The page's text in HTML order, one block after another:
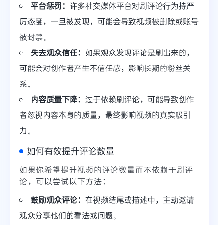
平台惩罚： 许多社交媒体平台对刷评论行为持严
厉态度，一旦被发现，可能会导致视频被删除或账号
被封禁。
失去观众信任： 如果观众发现评论是刷出来的，
可能会对创作者产生不信任感，影响长期的粉丝关
系。
内容质量下降： 过于依赖刷评论，可能导致创作
者忽视内容本身的质量，最终影响视频的真实吸引
力。
如何有效提升评论数量
如果你希望提升视频的评论数量而不依赖于刷评
论，可以尝试以下方法：
鼓励观众评论： 在视频结尾或描述中，主动邀请
观众分享他们的看法或问题。